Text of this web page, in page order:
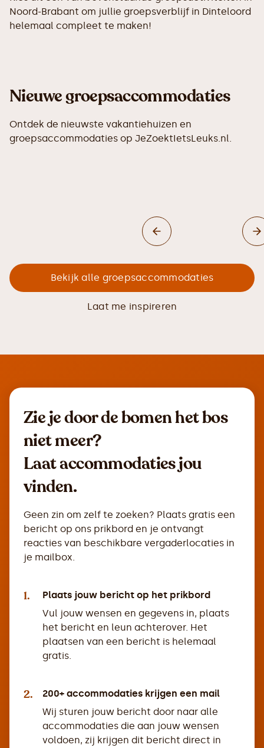
Noord-Brabant om jullie groepsverblijf in Dinteloord
helemaal compleet te maken!
Nieuwe groepsaccommodaties
Ontdek de nieuwste vakantiehuizen en
groepsaccommodaties op JeZoektIetsLeuks.nl.
Bekijk alle groepsaccommodaties
Laat me inspireren
Zie je door de bomen het bos
niet meer?
Laat accommodaties jou
vinden.
Geen zin om zelf te zoeken? Plaats gratis een
bericht op ons prikbord en je ontvangt
reacties van beschikbare vergaderlocaties in
je mailbox.
1.
Plaats jouw bericht op het prikbord
Vul jouw wensen en gegevens in, plaats
het bericht en leun achterover. Het
plaatsen van een bericht is helemaal
gratis.
2.
200+ accommodaties krijgen een mail
Wij sturen jouw bericht door naar alle
accommodaties die aan jouw wensen
voldoen, zij krijgen dit bericht direct in